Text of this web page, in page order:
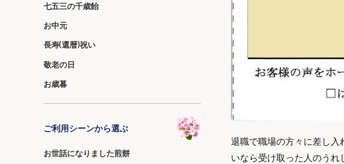
七五三の千歳飴
お中元
長寿(還暦)祝い
敬老の日
お歳暮
ご利用シーンから選ぶ
お世話になりました煎餅
退職で職場の方々に差し
いなら受け取った人のうれ